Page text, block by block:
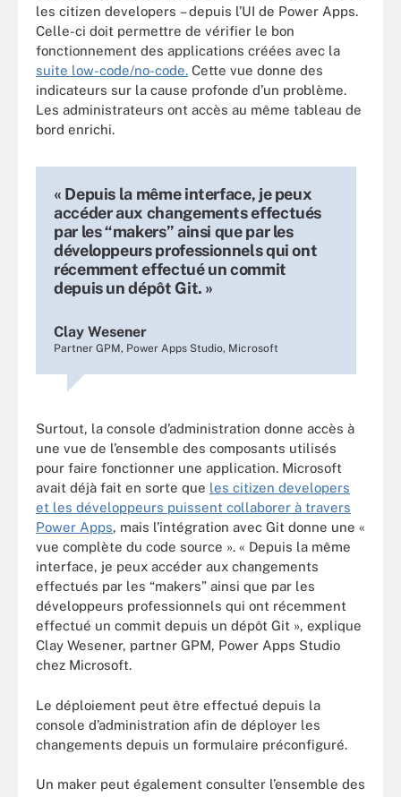
les citizen developers – depuis l’UI de Power Apps.
Celle-ci doit permettre de vérifier le bon
fonctionnement des applications créées avec la
suite low-code/no-code. Cette vue donne des
indicateurs sur la cause profonde d’un problème.
Les administrateurs ont accès au même tableau de
bord enrichi.
« Depuis la même interface, je peux
accéder aux changements effectués
par les “makers” ainsi que par les
développeurs professionnels qui ont
récemment effectué un commit
depuis un dépôt Git. »
Clay Wesener
Partner GPM, Power Apps Studio, Microsoft
Surtout, la console d’administration donne accès à
une vue de l’ensemble des composants utilisés
pour faire fonctionner une application. Microsoft
avait déjà fait en sorte que les citizen developers
et les développeurs puissent collaborer à travers
Power Apps, mais l’intégration avec Git donne une «
vue complète du code source ». « Depuis la même
interface, je peux accéder aux changements
effectués par les “makers” ainsi que par les
développeurs professionnels qui ont récemment
effectué un commit depuis un dépôt Git », explique
Clay Wesener, partner GPM, Power Apps Studio
chez Microsoft.
Le déploiement peut être effectué depuis la
console d’administration afin de déployer les
changements depuis un formulaire préconfiguré.
Un maker peut également consulter l’ensemble des